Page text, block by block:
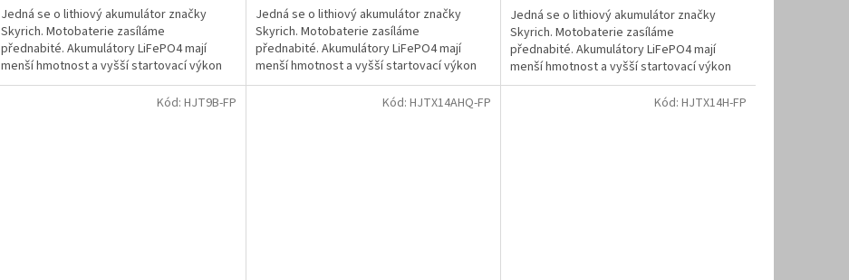
Jedná se o lithiový akumulátor značky
Skyrich. Motobaterie zasíláme
přednabité. Akumulátory LiFePO4 mají
menší hmotnost a vyšší startovací výkon
než...
Jedná se o lithiový akumulátor značky
Skyrich. Motobaterie zasíláme
přednabité. Akumulátory LiFePO4 mají
menší hmotnost a vyšší startovací výkon
než...
Jedná se o lithiový akumulátor značky
Skyrich. Motobaterie zasíláme
přednabité. Akumulátory LiFePO4 mají
menší hmotnost a vyšší startovací výkon
než...
Kód: HJT9B-FP Kód: HJTX14AHQ-FP Kód: HJTX14H-FP